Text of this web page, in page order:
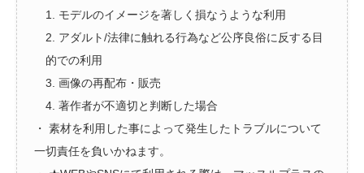
1. モデルのイメージを著しく損なうような利用
2. アダルト/法律に触れる行為など公序良俗に反する目
的での利用
3. 画像の再配布・販売
4. 著作者が不適切と判断した場合
・ 素材を利用した事によって発生したトラブルについて
一切責任を負いかねます。